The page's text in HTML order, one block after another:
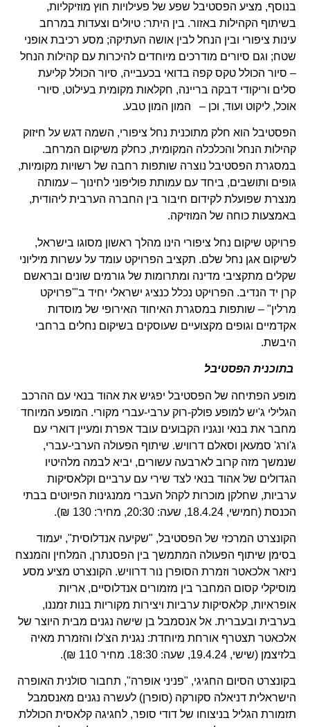
בנוסף, מציע הפסטיבל שפע של פעילויות חוץ מוזיקליות,
בשיתוף הקהילות באזור. בין היתר: טיולים וצעדות במרחב
עינות ציפורי ובין הנחל לבין אושה העתיקה; מסע רכיבת אופני
שטח; וגם סיורים מודרכים מיוחדים להיכרות עם קהילות הנחל
– סיור הכולל טקס קפה בדואי בכעבייה, סיור הכולל קליעת
סלים וריקודי דבקה בריינה, חקלאות מקומית בעילוט, סיורי
אוכל, ליקוט ועוד, וכן – המון המון טבע.
הפסטיבל הוא חלק מתוכנית נחל ציפורי, השמה דגש על חיזוק
קהילות הנחל והכלכלה המקומית, כחלק משיקום המרחב.
במסגרת הפסטיבל נוצרה שותפות רחבה של רשויות מקומיות,
גופים ותושבים, ביחד עם עמותת פוליפוני לחינוך – עמותה
מנצרת שפועלת לקידום חיבור בין החברה הערבית ליהודית,
באמצעות כוחה של המוזיקה.
פרויקט שיקום נחל ציפורי הינו מהלך ראשון מסוגו בישראל,
לשיקום אגן נחל שלם. תקציב הפרויקט עומד על עשרות מיליוני
שקלים מתקציבי מדינה ומתרומות של גורמים שונים ובראשם
קרן יד הנדיב. הפרויקט נכלל כנציג ישראלי יחיד ב"'פרויקט
מרלין" – שותפות במסגרת האיחוד האירופי של מוסדות
אקדמיים וגופים מקצועיים שעוסקים בשיקום נחלים ברחבי
היבשת.
בתוכנית הפסטיבל
מופע הפתיחה של הפסטיבל יפגיש את אהוד בנאי עם ההרכב
הגלילי ג'יש למופע פולק-רוק ערבי-עברי מקורי. המופע המיוחד
מחבר את בנאי ונגניו הקבועים עובד אפרת ומעיין דוארי עם
ג'ורג' סמעאן וסאלם דרוויש. שיתוף הפעולה הערבי-עברי,
שנמשך מזה קרוב לארבעה עשורים, יביא לבמה מלהיטיו
הגדולים של אהוד בנאי לצד שירי עם ערביים וקלאסיקות
ערביות, שחלקן מוכרות לקהל העברי ממנגינות הפיוטים בבתי
הכנסת (חמישי, 18.4.24, שעה: 20:30, מחיר: 130 ₪).
הקונצרט המרכזי של הפסטיבל, "שקיעה אנדלוסית", יעמוד
בסימן שיתוף הפעולה המתמשך בין הפסנתרן, המלחין והמנצח
ניזאר אלכאטר וזמרת הסופרן נור דרוויש. הקונצרט מציע מסע
מוסיקלי קסום המחבר בין מזמורים אנדלוסיים, אריות
אופראיות, קלאסיקות ערביות ויצירות מקוריות בנות זמננו,
בערבית ובעברית. אל אנסמבל בן שישה נגנים מבית היוצר של
אלכאטר תצטרף אורחת מיוחדת: נגנית הצ'לו והזמרת מאיה
בלזיצמן (שישי, 19.4.24, שעה: 18:30. מחיר 110 ₪).
בקונצרט הסיום החגיגי, "פניני אופרה", תחבור סולנית האופרה
הישראלית דניאלה סקורקה (סופרן) לעשרה נגנים מאנסמבל
תזמורת הגליל בניצוחו של דודי סופר, לחגיגה קלאסית הכוללת